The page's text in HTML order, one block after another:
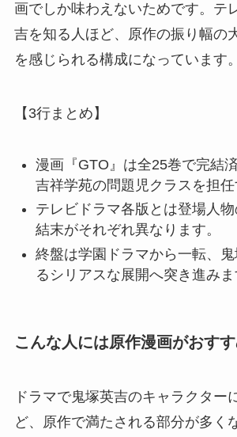
画でしか味わえないためです。テ
吉を知る人ほど、原作の振り幅の
を感じられる構成になっています。
【3行まとめ】
漫画『GTO』は全25巻で完結
吉祥学苑の問題児クラスを担任
テレビドラマ各版とは登場人物
結末がそれぞれ異なります。
終盤は学園ドラマから一転、
るシリアスな展開へ突き進みま
こんな人には原作漫画がおす
ドラマで鬼塚英吉のキャラクター
ど、原作で満たされる部分が多く